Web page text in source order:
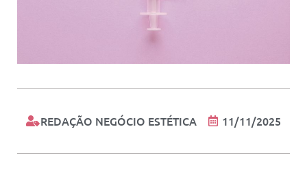
REDAÇÃO NEGÓCIO ESTÉTICA 11/11/2025